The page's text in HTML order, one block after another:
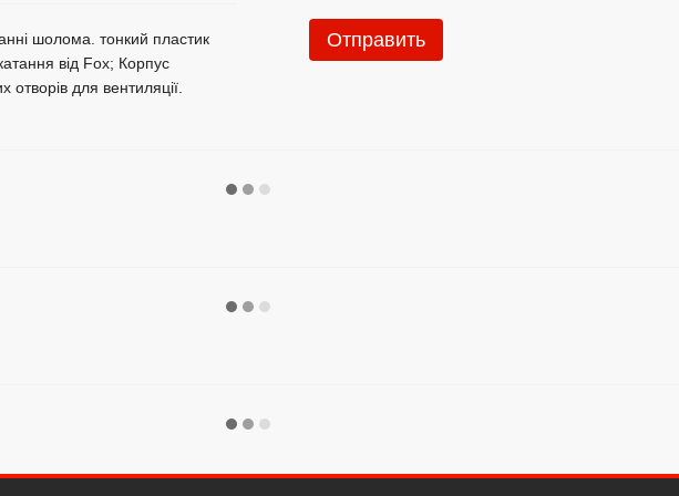
шолома. тонкий пластик
від Fox; Корпус
для вентиляції.
Отправить